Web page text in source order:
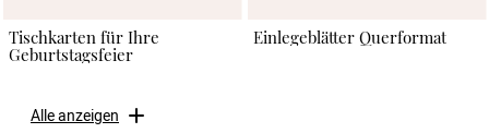
Tischkarten für Ihre
Geburtstagsfeier
Einlegeblätter Querformat
Alle anzeigen